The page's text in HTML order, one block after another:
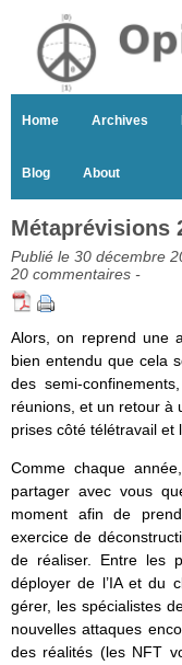
Home Archives
Blog About
Métaprévisions
Publié le 30 décembre
20 commentaires -
Alors, on reprend une
bien entendu que cela
des semi-
réunions, et un retour à
prises côté télétravail et
Comme chaque
partager avec vous
moment afin de
exercice de
de réaliser. Entre les
déployer de l’IA et du
gérer, les spécialistes
nouvelles attaques
des réalités (les NFT